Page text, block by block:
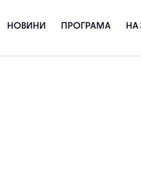
НОВИНИ ПРОГРАМА НА